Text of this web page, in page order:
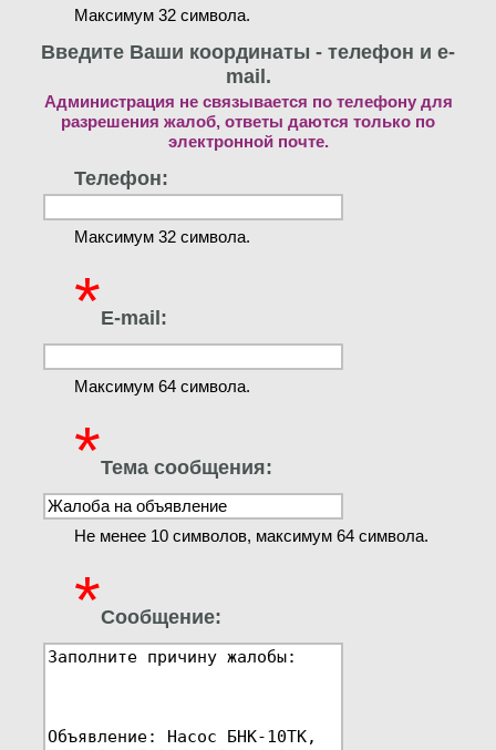
Максимум 32 символа.
Введите Ваши координаты - телефон и e-
mail.
Администрация не связывается по телефону для
разрешения жалоб, ответы даются только по
электронной почте.
Телефон:
Максимум 32 символа.
*E-mail:
Максимум 64 символа.
*Тема сообщения:
Не менее 10 символов, максимум 64 символа.
*Сообщение: